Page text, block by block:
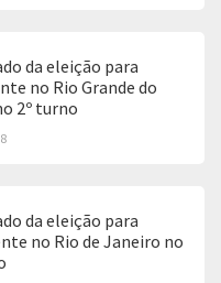
da eleição para
no Rio Grande do
2º turno
da eleição para
no Rio de Janeiro no